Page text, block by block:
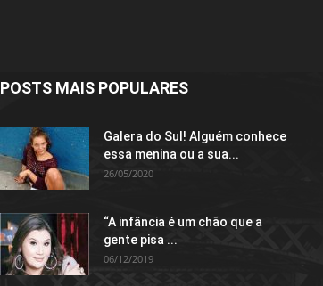
POSTS MAIS POPULARES
Galera do Sul! Alguém conhece
essa menina ou a sua...
26/05/2020
“A infância é um chão que a
gente pisa ...
06/12/2019